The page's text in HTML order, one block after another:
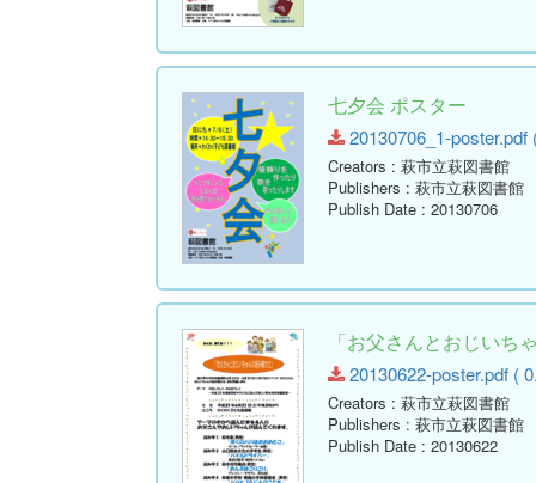
七夕会 ポスター
20130706_1-poster.pdf
Creators : 萩市立萩図書館
Publishers : 萩市立萩図書館
Publish Date : 20130706
「お父さんとおじいち
20130622-poster.pdf (
Creators : 萩市立萩図書館
Publishers : 萩市立萩図書館
Publish Date : 20130622